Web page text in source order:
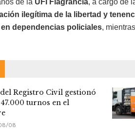
ilegítima de la libertad y
dependencias policiales,
Registro Civil gestionó
turnos en el
08